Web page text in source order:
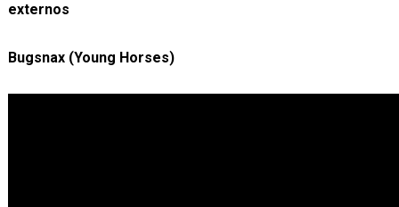
externos
Bugsnax (Young Horses)